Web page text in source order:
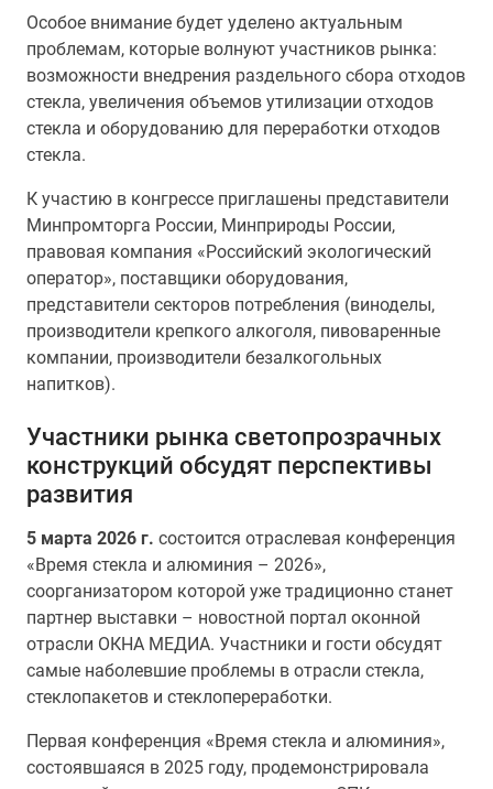
Особое внимание будет уделено актуальным
проблемам, которые волнуют участников рынка:
возможности внедрения раздельного сбора отходов
стекла, увеличения объемов утилизации отходов
стекла и оборудованию для переработки отходов
стекла.
К участию в конгрессе приглашены представители
Минпромторга России, Минприроды России,
правовая компания «Российский экологический
оператор», поставщики оборудования,
представители секторов потребления (виноделы,
производители крепкого алкоголя, пивоваренные
компании, производители безалкогольных
напитков).
Участники рынка светопрозрачных
конструкций обсудят перспективы
развития
5 марта 2026 г. состоится отраслевая конференция
«Время стекла и алюминия – 2026»,
соорганизатором которой уже традиционно станет
партнер выставки – новостной портал оконной
отрасли ОКНА МЕДИА. Участники и гости обсудят
самые наболевшие проблемы в отрасли стекла,
стеклопакетов и стеклопереработки.
Первая конференция «Время стекла и алюминия»,
состоявшаяся в 2025 году, продемонстрировала